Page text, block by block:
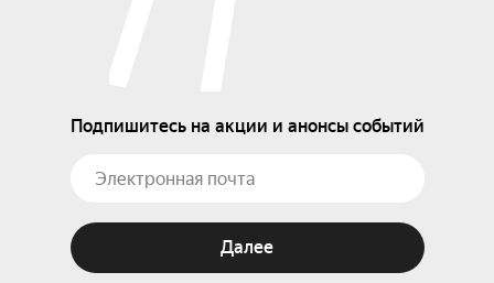
Подпишитесь на акции и анонсы событий
Далее